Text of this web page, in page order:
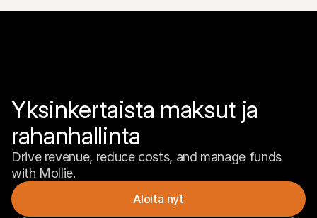
Yksinkertaista maksut ja
rahanhallinta
Drive revenue, reduce costs, and manage funds
with Mollie.
Aloita nyt